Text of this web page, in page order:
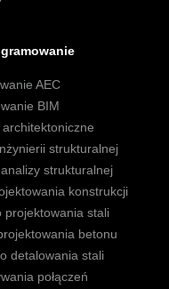
AEC
BIM
strukturalnej
strukturalnej
konstrukcji
projektowania stali
betonu
detalowania stali
połączeń